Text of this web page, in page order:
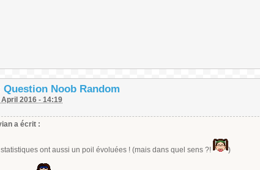
Question Noob Random
April 2016 - 14:19
a écrit :
statistiques ont aussi un poil évoluées ! (mais dans quel sens ?! )